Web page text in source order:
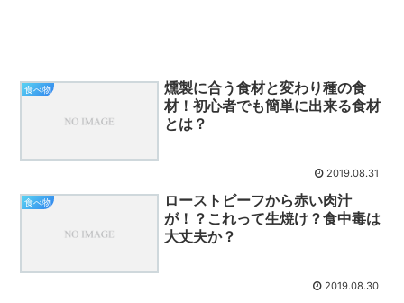
食べ物
燻製に合う食材と変わり種の食
材！初心者でも簡単に出来る食材
とは？
2019.08.31
食べ物
ローストビーフから赤い肉汁
が！？これって生焼け？食中毒は
大丈夫か？
2019.08.30